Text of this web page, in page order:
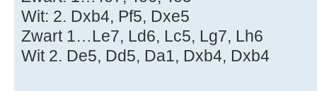
Wit: 2. Dxb4, Pf5, Dxe5
Zwart 1…Le7, Ld6, Lc5, Lg7, Lh6
Wit 2. De5, Dd5, Da1, Dxb4, Dxb4